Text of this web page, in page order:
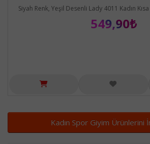
Siyah Renk, Yeşil Desenli Lady 4011 Kadın Kısa
549,90₺
Kadın Spor Giyim Ürünlerini